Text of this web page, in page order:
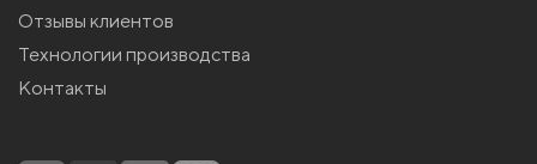
Отзывы клиентов
Технологии производства
Контакты